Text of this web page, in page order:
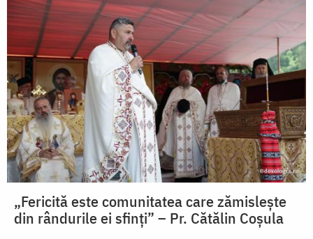
„Fericită este comunitatea care zămislește
din rândurile ei sfinți” – Pr. Cătălin Coșula